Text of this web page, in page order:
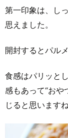
第一印象は、し
思えました。
開封するとパル
食感はパリッと
感もあって“おや
じると思いますね